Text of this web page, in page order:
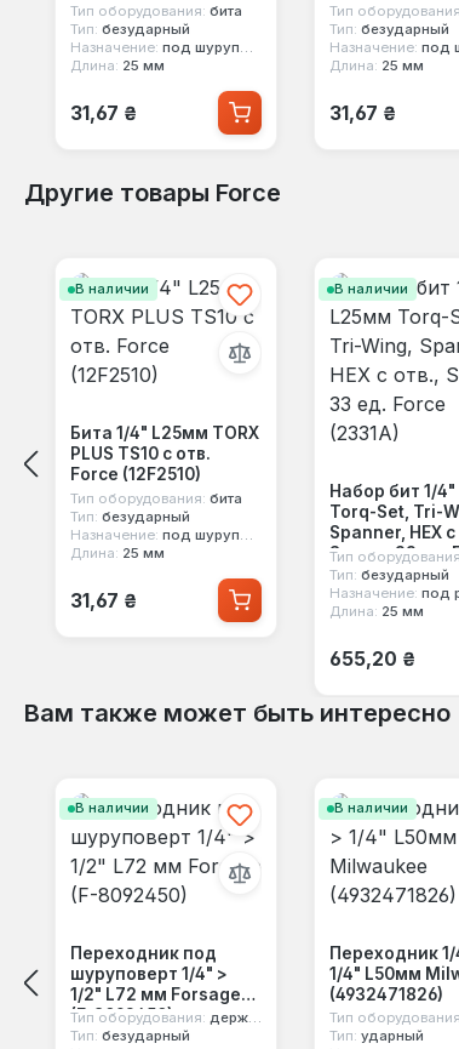
Тип оборудования: бита
Тип: безударный
Назначение: под шуруповерт
Длина: 25 мм
Обычная цена:
31,67 ₴
Тип
Тип: безударный
Назначение: под
Длина: 25 мм
Обычная
31,67 ₴
Другие товары Force
В наличии
Бита 1/4" L25мм TORX
PLUS TS10 с отв.
Force (12F2510)
Тип оборудования: бита
Тип: безударный
Назначение: под шуруповерт
Длина: 25 мм
Обычная цена:
31,67 ₴
В наличии
Набор бит 1/
Torq-Set, Tri-
Spanner, HEX с
Square 33 ед.
(2331A)
Тип
Тип: безударный
Назначение: под
Длина: 25 мм
Обычная
655,20 ₴
Вам также может быть интересно
В наличии
Переходник под
шуруповерт 1/4" >
1/2" L72 мм Forsage
(F-8092450)
Тип оборудования: держатель насадок
Тип: безударный
В наличии
Переходник 1/
1/4" L50мм
(4932471826)
Тип
Тип: ударный